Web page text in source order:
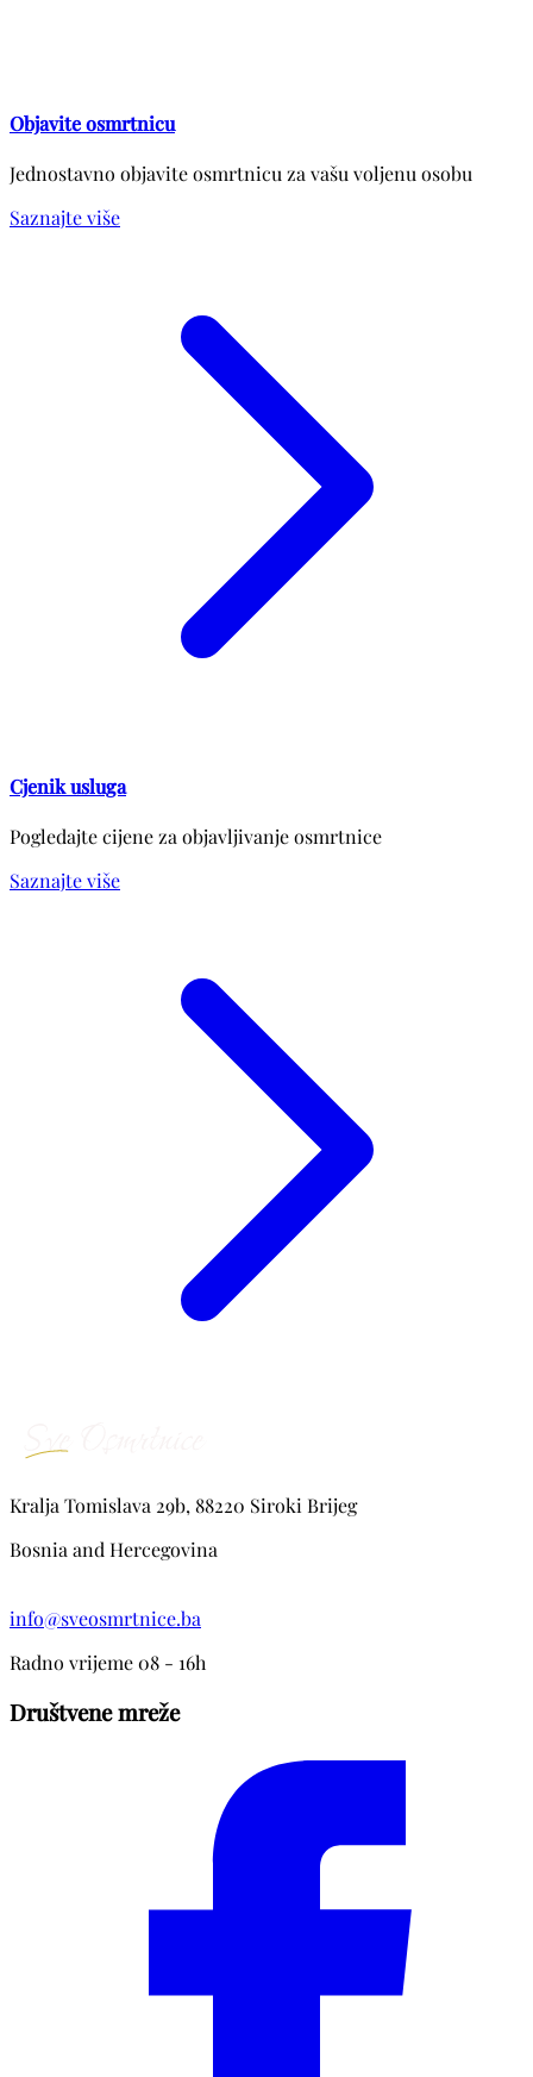
Objavite osmrtnicu
Jednostavno objavite osmrtnicu za vašu voljenu osobu
Saznajte više
Cjenik usluga
Pogledajte cijene za objavljivanje osmrtnice
Saznajte više
Kralja Tomislava 29b, 88220 Siroki Brijeg
Bosnia and Hercegovina
info@sveosmrtnice.ba
Radno vrijeme 08 - 16h
Društvene mreže